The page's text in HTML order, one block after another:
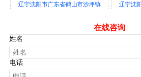
辽宁沈阳市广东省鹤山市沙坪镇 辽宁沈
在线咨询
姓名
电话